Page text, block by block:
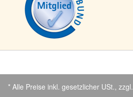
* Alle Preise inkl. gesetzlicher USt., zzgl.